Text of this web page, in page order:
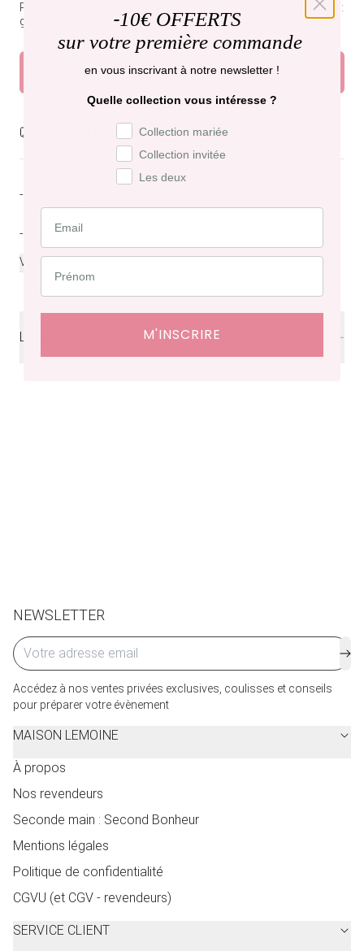
Poitrine: 84 cm à 88 cm.
Hanches:
92 cm à 96 cm.
Ajouter au panier
Livraison gratuite,recevez-la jeudi .
- Robe longue fluide en crêpe acétate blanc cassé
- Longueur totale...
VOIR PLUS
Livraison & retours
NEWSLETTER
Accédez à nos ventes privées exclusives, coulisses et conseils
pour préparer votre évènement
MAISON LEMOINE
À propos
Nos revendeurs
Seconde main : Second Bonheur
Mentions légales
Politique de confidentialité
CGVU (et CGV - revendeurs)
SERVICE CLIENT
-10€ OFFERTS
sur votre première commande
en vous inscrivant à notre newsletter !
Quelle collection vous intéresse ?
Préférence de collection
Collection mariée
Collection invitée
Les deux
M'INSCRIRE